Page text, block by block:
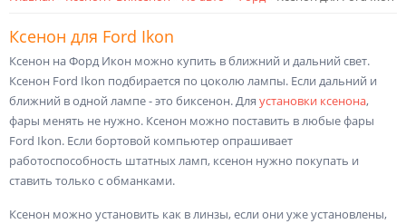
Ксенон для Ford Ikon
Ксенон на Форд Икон можно купить в ближний и дальний свет.
Ксенон Ford Ikon подбирается по цоколю лампы. Если дальний и
ближний в одной лампе - это биксенон. Для установки ксенона,
фары менять не нужно. Ксенон можно поставить в любые фары
Ford Ikon. Если бортовой компьютер опрашивает
работоспособность штатных ламп, ксенон нужно покупать и
ставить только с обманками.
Ксенон можно установить как в линзы, если они уже установлены,